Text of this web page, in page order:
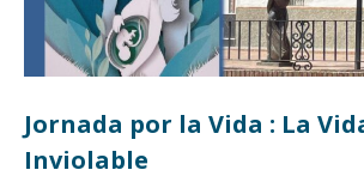
Jornada por la Vida : La
Inviolable